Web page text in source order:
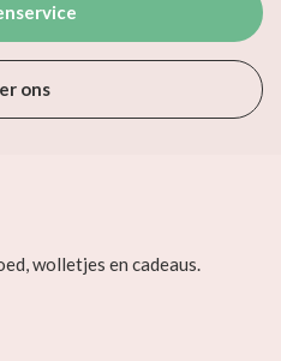
ons
wolletjes en cadeaus.